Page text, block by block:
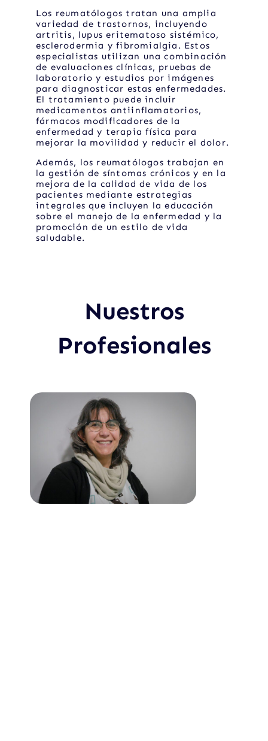
Los reumatólogos tratan una amplia
variedad de trastornos, incluyendo
artritis, lupus eritematoso sistémico,
esclerodermia y fibromialgia. Estos
especialistas utilizan una combinación
de evaluaciones clínicas, pruebas de
laboratorio y estudios por imágenes
para diagnosticar estas enfermedades.
El tratamiento puede incluir
medicamentos antiinflamatorios,
fármacos modificadores de la
enfermedad y terapia física para
mejorar la movilidad y reducir el dolor.
Además, los reumatólogos trabajan en
la gestión de síntomas crónicos y en la
mejora de la calidad de vida de los
pacientes mediante estrategias
integrales que incluyen la educación
sobre el manejo de la enfermedad y la
promoción de un estilo de vida
saludable.
Nuestros
Profesionales